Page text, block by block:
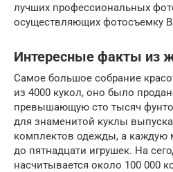
лучших профессиональных
осуществляющих фотосъемку
Интересные факты из
Самое большое собрание
из 4000 кукол, оно было
превышающую сто тысяч
для знаменитой куклы
комплектов одежды, а каждую
до пятнадцати игрушек. На
насчитывается около 100 000